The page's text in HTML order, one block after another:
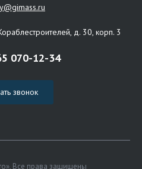
д. 30, корп. 3
070-12-34
звонок
Все права защищены